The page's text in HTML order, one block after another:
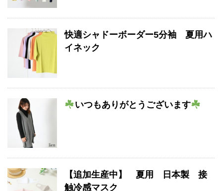
快適シャドーボーダー5分袖 夏用ハ
イネック
いつもありがとうございます
【追加生産中】 夏用 日本製 接
触冷感マスク